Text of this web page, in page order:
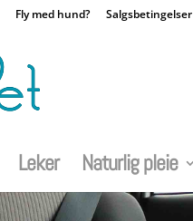
Fly med hund? Salgsbetingelser
Leker Naturlig pleie